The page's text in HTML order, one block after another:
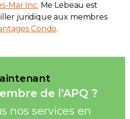
Mar Inc. Me Lebeau est
juridique aux membres
Condo.
de l'APQ ?
nos services en